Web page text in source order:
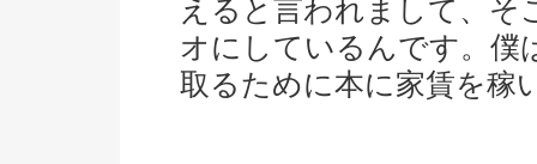
えると言われまして、そ
オにしているんです。僕
取るために本に家賃を稼